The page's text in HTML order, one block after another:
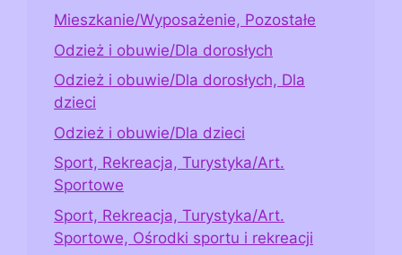
Mieszkanie/Wyposażenie, Pozostałe
Odzież i obuwie/Dla dorosłych
Odzież i obuwie/Dla dorosłych, Dla
dzieci
Odzież i obuwie/Dla dzieci
Sport, Rekreacja, Turystyka/Art.
Sportowe
Sport, Rekreacja, Turystyka/Art.
Sportowe, Ośrodki sportu i rekreacji